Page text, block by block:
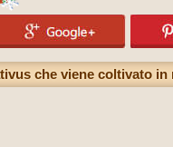
che viene coltivato